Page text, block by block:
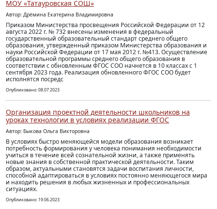
МОУ «Татауровская СОШ»
Автор: Дрёмина Екатерина Владимировна
Приказом Министерства просвещения Российской Федерации от 12
августа 2022 г. № 732 внесены изменения в федеральный
государственный образовательный стандарт среднего общего
образования, утвержденный приказом Министерства образования и
науки Российской Федерации от 17 мая 2012 г. №413. Осуществление
образовательной программы среднего общего образования в
соответствии с обновленным ФГОС СОО начнется в 10 классах с 1
сентября 2023 года. Реализация обновленного ФГОС СОО будет
исполнятся посредс
Опубликовано: 08.07.2023
Организация проектной деятельности школьников на
уроках технологии в условиях реализации ФГОС
Автор: Быкова Ольга Викторовна
В условиях быстро меняющейся модели образования возникает
потребность формирования у человека понимания необходимости
учиться в течение всей сознательной жизни, а также применять
новые знания в собственной практической деятельности. Таким
образом, актуальными становятся задачи воспитания личности,
способной адаптироваться в условиях постоянно меняющегося мира
и находить решения в любых жизненных и профессиональных
ситуациях.
Опубликовано: 19.06.2023